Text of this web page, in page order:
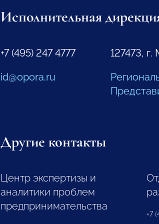
Исполнительная
+7 (495) 247 4777
id@opora.ru
127473,
Другие контакты
Центр экспертизы и
аналитики проблем
предпринимательства
+7